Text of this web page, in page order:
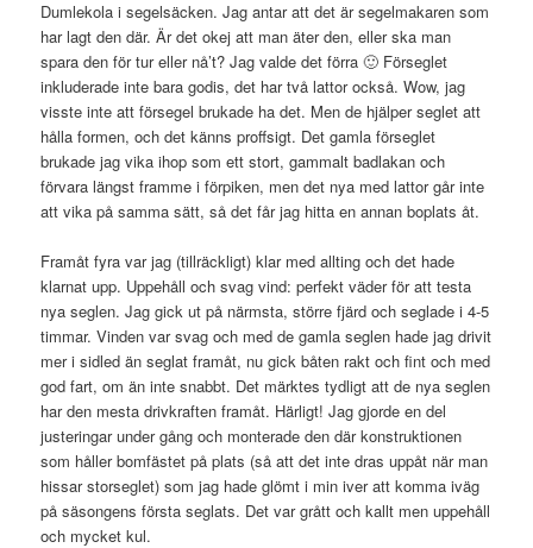
Dumlekola i segelsäcken. Jag antar att det är segelmakaren som
har lagt den där. Är det okej att man äter den, eller ska man
spara den för tur eller nå’t? Jag valde det förra 🙂 Förseglet
inkluderade inte bara godis, det har två lattor också. Wow, jag
visste inte att försegel brukade ha det. Men de hjälper seglet att
hålla formen, och det känns proffsigt. Det gamla förseglet
brukade jag vika ihop som ett stort, gammalt badlakan och
förvara längst framme i förpiken, men det nya med lattor går inte
att vika på samma sätt, så det får jag hitta en annan boplats åt.
Framåt fyra var jag (tillräckligt) klar med allting och det hade
klarnat upp. Uppehåll och svag vind: perfekt väder för att testa
nya seglen. Jag gick ut på närmsta, större fjärd och seglade i 4-5
timmar. Vinden var svag och med de gamla seglen hade jag drivit
mer i sidled än seglat framåt, nu gick båten rakt och fint och med
god fart, om än inte snabbt. Det märktes tydligt att de nya seglen
har den mesta drivkraften framåt. Härligt! Jag gjorde en del
justeringar under gång och monterade den där konstruktionen
som håller bomfästet på plats (så att det inte dras uppåt när man
hissar storseglet) som jag hade glömt i min iver att komma iväg
på säsongens första seglats. Det var grått och kallt men uppehåll
och mycket kul.